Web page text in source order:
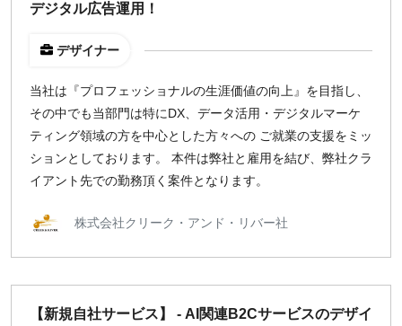
デジタル広告運用！
デザイナー
当社は『プロフェッショナルの生涯価値の向上』を目指し、
その中でも当部門は特にDX、データ活用・デジタルマーケ
ティング領域の方を中心とした方々への ご就業の支援をミッ
ションとしております。 本件は弊社と雇用を結び、弊社クラ
イアント先での勤務頂く案件となります。
株式会社クリーク・アンド・リバー社
【新規自社サービス】 - AI関連B2Cサービスのデザイ